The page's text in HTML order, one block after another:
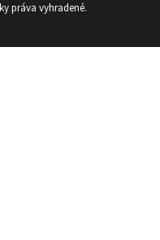
práva vyhradené.